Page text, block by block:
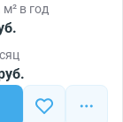
в год